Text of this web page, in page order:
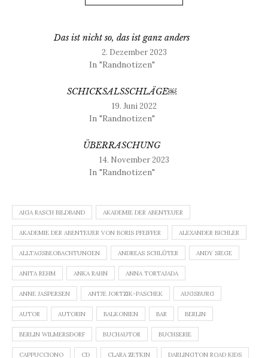
Das ist nicht so, das ist ganz anders
2. Dezember 2023
In "Randnotizen"
SCHICKSALSSCHLÄGE￼
19. Juni 2022
In "Randnotizen"
ÜBERRASCHUNG
14. November 2023
In "Randnotizen"
AIGA RASCH BILDBAND AKADEMIE DER ABENTEUER
AKADEMIE DER ABENTEUER VON BORIS PFEIFFER ALEXANDER BICHLER
ALLTAGSBEOBACHTUNGEN ANDREAS SCHLÜTER ANDY SIEGE
ANITA REHM ANKA RAHN ANNA TORTAJADA
ANNE JASPERSEN ANTJE JORTZIK-PASCHEK AUGSBURG
AUTOR AUTORIN BALKONIEN BAR BERLIN
BERLIN WILMERSDORF BUCHAUTOR BUCHSERIE
CAPPUCCIONO CD CLARA ZETKIN DARLINGTON ROAD KIDS